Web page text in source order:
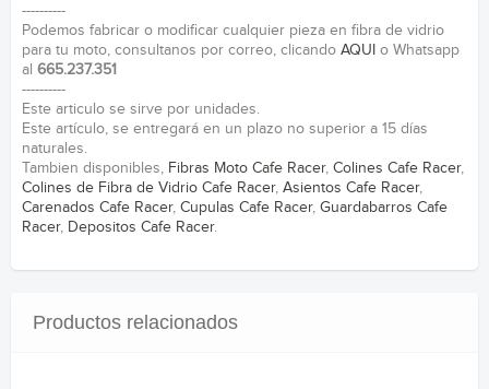
----------
Podemos fabricar o modificar cualquier pieza en fibra de vidrio
para tu moto, consultanos por correo, clicando AQUI o Whatsapp
al 665.237.351
----------
Este articulo se sirve por unidades.
Este artículo, se entregará en un plazo no superior a 15 días
naturales.
Tambien disponibles, Fibras Moto Cafe Racer, Colines Cafe Racer,
Colines de Fibra de Vidrio Cafe Racer, Asientos Cafe Racer,
Carenados Cafe Racer, Cupulas Cafe Racer, Guardabarros Cafe
Racer, Depositos Cafe Racer.
Productos relacionados